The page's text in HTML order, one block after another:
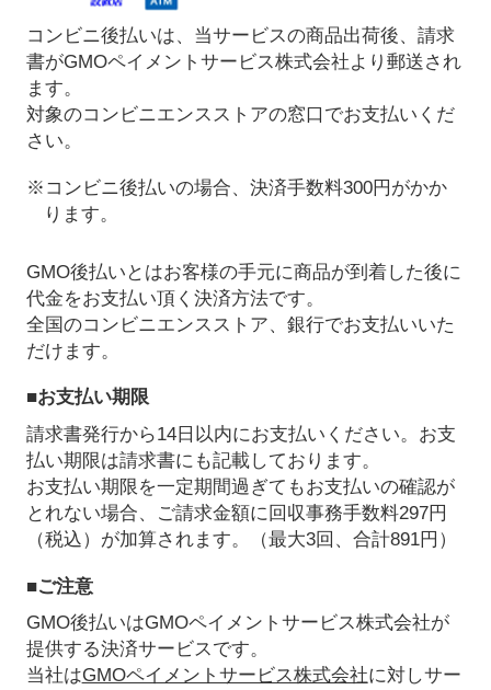
コンビニ後払いは、当サービスの商品出荷後、請求
書がGMOペイメントサービス株式会社より郵送され
ます。
対象のコンビニエンスストアの窓口でお支払いくだ
さい。
※コンビニ後払いの場合、決済手数料300円がかか
ります。
GMO後払いとはお客様の手元に商品が到着した後に
代金をお支払い頂く決済方法です。
全国のコンビニエンスストア、銀行でお支払いいた
だけます。
■お支払い期限
請求書発行から14日以内にお支払いください。お支
払い期限は請求書にも記載しております。
お支払い期限を一定期間過ぎてもお支払いの確認が
とれない場合、ご請求金額に回収事務手数料297円
（税込）が加算されます。（最大3回、合計891円）
■ご注意
GMO後払いはGMOペイメントサービス株式会社が
提供する決済サービスです。
当社はGMOペイメントサービス株式会社に対しサー